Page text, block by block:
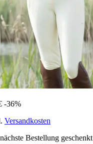
-36%
Versandkosten
Bestellung geschenkt